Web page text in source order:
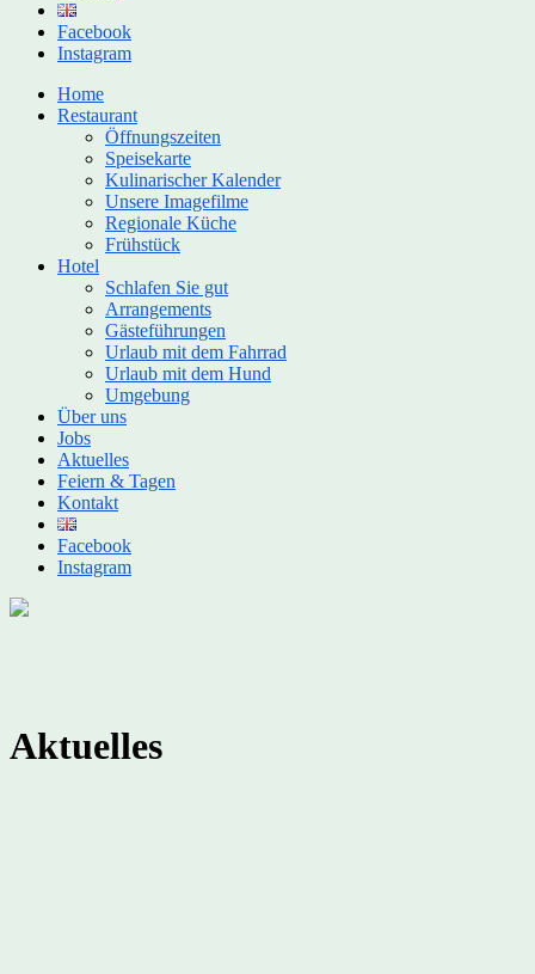
Facebook
Instagram
Home
Restaurant
Öffnungszeiten
Speisekarte
Kulinarischer Kalender
Unsere Imagefilme
Regionale Küche
Frühstück
Hotel
Schlafen Sie gut
Arrangements
Gästeführungen
Urlaub mit dem Fahrrad
Urlaub mit dem Hund
Umgebung
Über uns
Jobs
Aktuelles
Feiern & Tagen
Kontakt
Facebook
Instagram
Aktuelles